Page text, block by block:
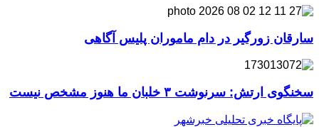
سارقان زورگیر در دام ماموران پلیس آگاهی
سخنگوی ارتش: سرنوشت ۳ خلبان ما هنوز مشخص نیست